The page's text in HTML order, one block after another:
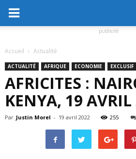
publicité
Accueil Actualité
ACTUALITÉ AFRIQUE ECONOMIE EXCLUSIF
AFRICITES :
KENYA, 19
Par Justin Morel - 19 avril 2022 255